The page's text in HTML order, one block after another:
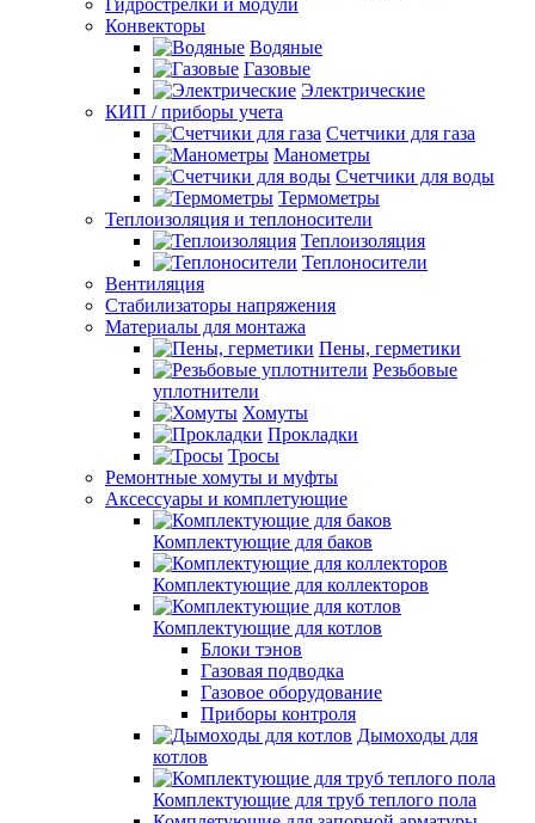
Гидрострелки и модули
Конвекторы
Водяные
Газовые
Электрические
КИП / приборы учета
Счетчики для газа
Манометры
Счетчики для воды
Термометры
Теплоизоляция и теплоносители
Теплоизоляция
Теплоносители
Вентиляция
Стабилизаторы напряжения
Материалы для монтажа
Пены, герметики
Резьбовые
уплотнители
Хомуты
Прокладки
Тросы
Ремонтные хомуты и муфты
Аксессуары и комплетующие
Комплектующие для баков
Комплектующие для коллекторов
Комплектующие для котлов
Блоки тэнов
Газовая подводка
Газовое оборудование
Приборы контроля
Дымоходы для
котлов
Комплектующие для труб теплого пола